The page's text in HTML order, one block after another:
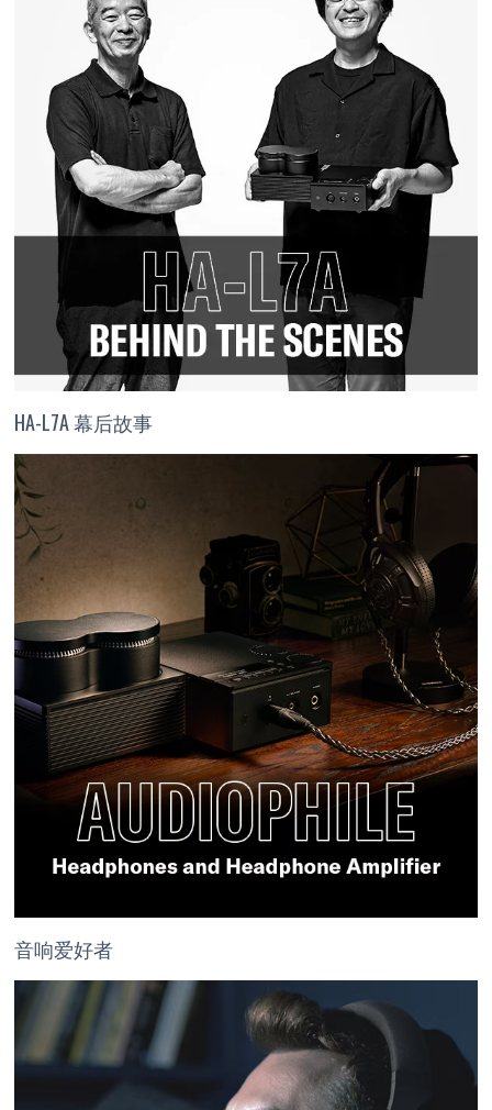
HA-L7A 幕后故事
音响爱好者